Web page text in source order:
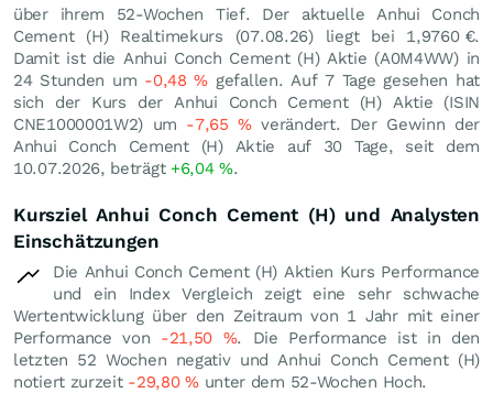
über ihrem 52-Wochen Tief. Der aktuelle Anhui Conch
Cement (H) Realtimekurs (07.08.26) liegt bei 1,9760 €.
Damit ist die Anhui Conch Cement (H) Aktie (A0M4WW) in
24 Stunden um -0,48% gefallen. Auf 7 Tage gesehen hat
sich der Kurs der Anhui Conch Cement (H) Aktie (ISIN
CNE1000001W2) um -7,65%verändert. Der Gewinn der
Anhui Conch Cement (H) Aktie auf 30 Tage, seit dem
10.07.2026, beträgt +6,04%.
Kursziel Anhui Conch Cement (H) und Analysten
Einschätzungen
Die Anhui Conch Cement (H) Aktien Kurs Performance
und ein Index Vergleich zeigt eine sehr schwache
Wertentwicklung über den Zeitraum von 1 Jahr mit einer
Performance von -21,50 %. Die Performance ist in den
letzten 52 Wochen negativ und Anhui Conch Cement (H)
notiert zurzeit -29,80%unter dem 52-Wochen Hoch.